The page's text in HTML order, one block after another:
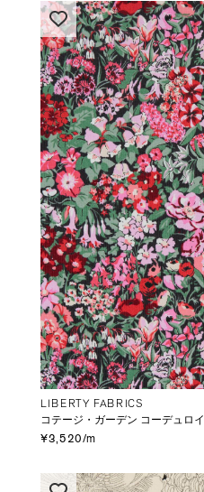
LIBERTY FABRICS
コテージ・ガーデン コーデュロイ
¥3,520/m